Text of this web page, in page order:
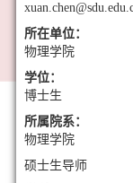
所在单位：
物理学院
学位：
博士生
所属院系：
物理学院
硕士生导师